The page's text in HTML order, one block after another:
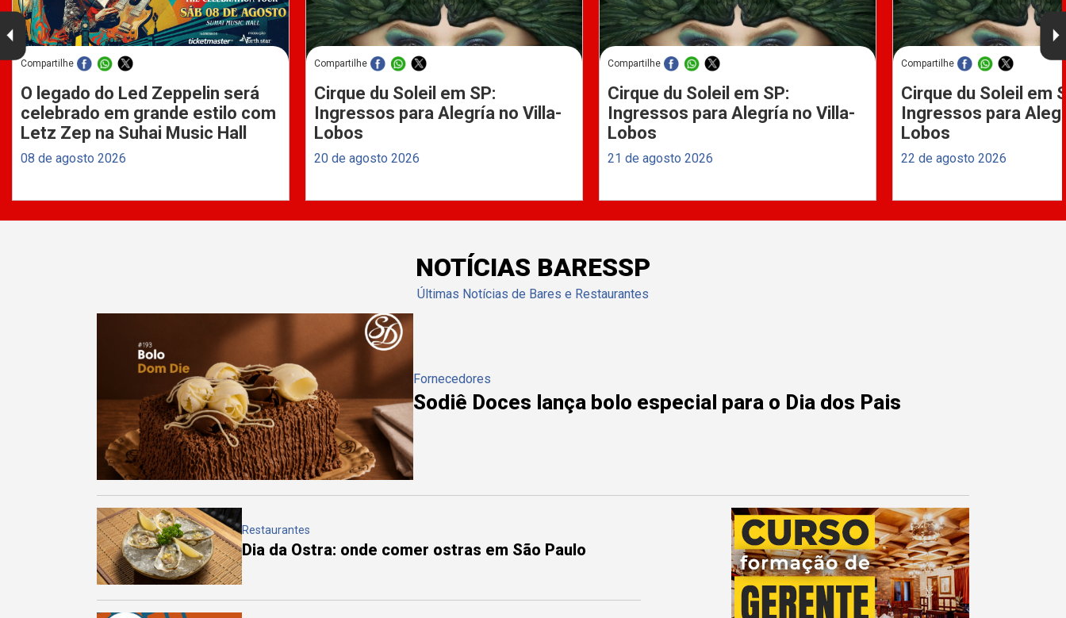
Compartilhe
O legado do Led Zeppelin será
celebrado em grande estilo com
Letz Zep na Suhai Music Hall
08 de agosto 2026
Compartilhe
Cirque du Soleil em SP:
Ingressos para Alegría no Villa-
Lobos
20 de agosto 2026
Compartilhe
Cirque du Soleil em SP:
Ingressos para Alegría no Villa-
Lobos
21 de agosto 2026
Compartilhe
Cirque du Soleil em
Ingressos para
Lobos
22 de agosto 2026
NOTÍCIAS BARESSP
Últimas Notícias de Bares e Restaurantes
Fornecedores
Sodiê Doces lança bolo especial para o Dia dos Pais
Restaurantes
Dia da Ostra: onde comer ostras em São Paulo